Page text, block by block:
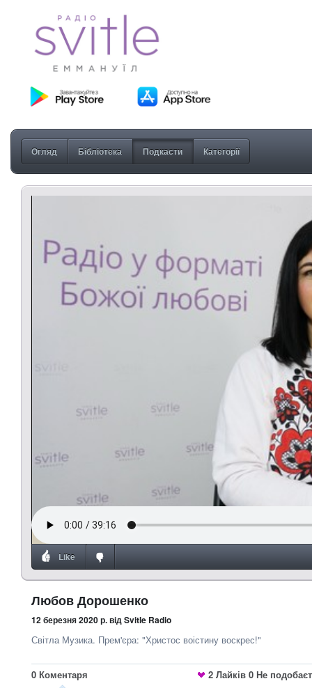
Огляд Бібліотека Подкасти Категорії
Like
Любов Дорошенко
12 березня 2020 р.від Svitle Radio
Світла Музика. Прем'єра: "Христос воістину воскрес!"
2 Лайків 0 Не
0 Коментаря